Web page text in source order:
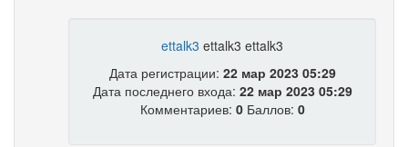
ettalk3 ettalk3 ettalk3
Дата регистрации: 22 мар 2023 05:29
Дата последнего входа: 22 мар 2023 05:29
Комментариев: 0Баллов: 0